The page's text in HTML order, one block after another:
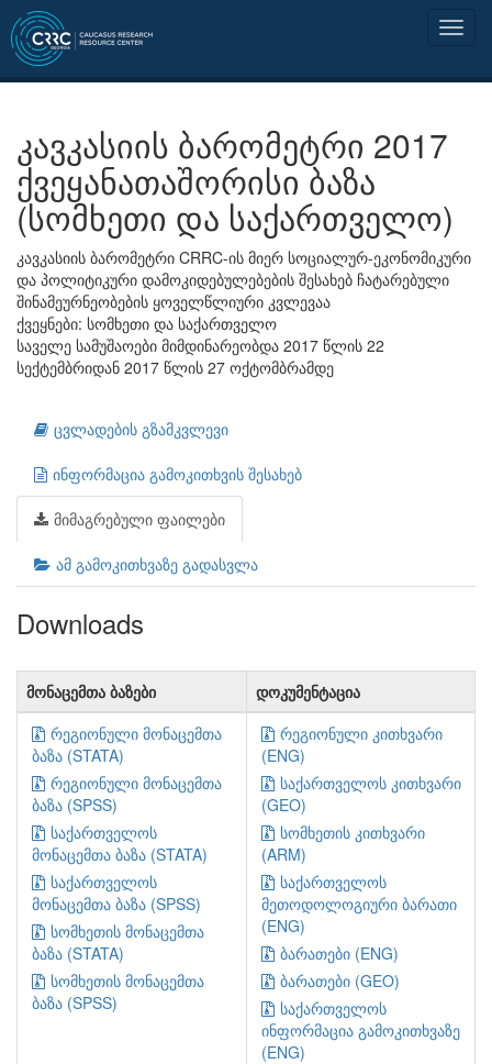
კავკასიის ბარომეტრი 2017
ქვეყანათაშორისი ბაზა
(სომხეთი და საქართველო)
კავკასიის ბარომეტრი CRRC-ის მიერ სოციალურ-ეკონომიკური
და პოლიტიკური დამოკიდებულებების შესახებ ჩატარებული
შინამეურნეობების ყოველწლიური კვლევაა
ქვეყნები: სომხეთი და საქართველო
საველე სამუშაოები მიმდინარეობდა 2017 წლის 22
სექტემბრიდან 2017 წლის 27 ოქტომბრამდე
ცვლადების გზამკვლევი
ინფორმაცია გამოკითხვის შესახებ
მიმაგრებული ფაილები
ამ გამოკითხვაზე გადასვლა
Downloads
მონაცემთა ბაზები
დოკუმენტაცია
რეგიონული მონაცემთა
ბაზა (STATA)
რეგიონული მონაცემთა
ბაზა (SPSS)
საქართველოს
მონაცემთა ბაზა (STATA)
საქართველოს
მონაცემთა ბაზა (SPSS)
სომხეთის მონაცემთა
ბაზა (STATA)
სომხეთის მონაცემთა
ბაზა (SPSS)
რეგიონული კითხვარი
(ENG)
საქართველოს კითხვარი
(GEO)
სომხეთის კითხვარი
(ARM)
საქართველოს
მეთოდოლოგიური ბარათი
(ENG)
ბარათები (ENG)
ბარათები (GEO)
საქართველოს
ინფორმაცია გამოკითხვაზე
(ENG)